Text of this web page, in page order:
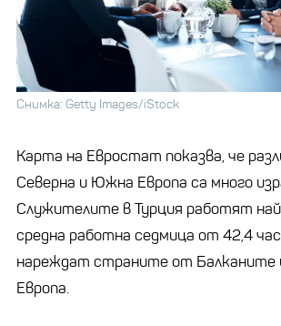
Снимка: Getty Images/iStock
Карта на Евростат показва, че
Северна и Южна Европа са много
Служителите в Турция работят
средна работна седмица от 42,4
нареждат страните от Балканите
Европа.